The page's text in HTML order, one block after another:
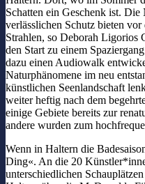
Schatten ein Geschenk ist.
verlässlichen Schutz bieten
Strahlen, so Deborah Ligorios
den Start zu einem
dazu einen Audiowalk
Naturphänomene im neu
künstlichen Seenlandschaft
weiter heftig nach dem
einige Gebiete bereits zur
andere wurden zum
Wenn in Haltern die
Ding«. An die 20
unterschiedlichen